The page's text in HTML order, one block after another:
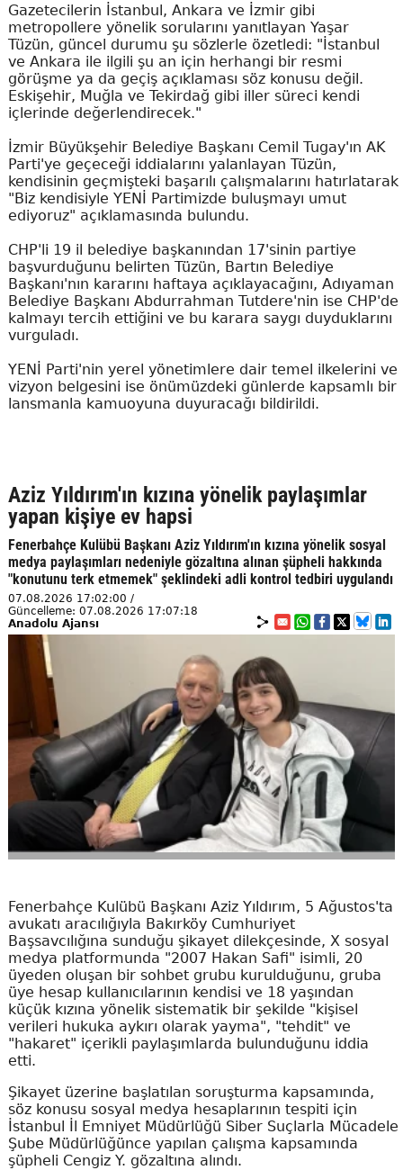
Gazetecilerin İstanbul, Ankara ve İzmir gibi
metropollere yönelik sorularını yanıtlayan Yaşar
Tüzün, güncel durumu şu sözlerle özetledi: "İstanbul
ve Ankara ile ilgili şu an için herhangi bir resmi
görüşme ya da geçiş açıklaması söz konusu değil.
Eskişehir, Muğla ve Tekirdağ gibi iller süreci kendi
içlerinde değerlendirecek."
İzmir Büyükşehir Belediye Başkanı Cemil Tugay'ın AK
Parti'ye geçeceği iddialarını yalanlayan Tüzün,
kendisinin geçmişteki başarılı çalışmalarını hatırlatarak
"Biz kendisiyle YENİ Partimizde buluşmayı umut
ediyoruz" açıklamasında bulundu.
CHP'li 19 il belediye başkanından 17'sinin partiye
başvurduğunu belirten Tüzün, Bartın Belediye
Başkanı'nın kararını haftaya açıklayacağını, Adıyaman
Belediye Başkanı Abdurrahman Tutdere'nin ise CHP'de
kalmayı tercih ettiğini ve bu karara saygı duyduklarını
vurguladı.
YENİ Parti'nin yerel yönetimlere dair temel ilkelerini ve
vizyon belgesini ise önümüzdeki günlerde kapsamlı bir
lansmanla kamuoyuna duyuracağı bildirildi.
Aziz Yıldırım'ın kızına yönelik paylaşımlar
yapan kişiye ev hapsi
Fenerbahçe Kulübü Başkanı Aziz Yıldırım'ın kızına yönelik sosyal
medya paylaşımları nedeniyle gözaltına alınan şüpheli hakkında
"konutunu terk etmemek" şeklindeki adli kontrol tedbiri uygulandı
07.08.2026 17:02:00 /
Güncelleme: 07.08.2026 17:07:18
Anadolu Ajansı
Fenerbahçe Kulübü Başkanı Aziz Yıldırım, 5 Ağustos'ta
avukatı aracılığıyla Bakırköy Cumhuriyet
Başsavcılığına sunduğu şikayet dilekçesinde, X sosyal
medya platformunda "2007 Hakan Safi" isimli, 20
üyeden oluşan bir sohbet grubu kurulduğunu, gruba
üye hesap kullanıcılarının kendisi ve 18 yaşından
küçük kızına yönelik sistematik bir şekilde "kişisel
verileri hukuka aykırı olarak yayma", "tehdit" ve
"hakaret" içerikli paylaşımlarda bulunduğunu iddia
etti.
Şikayet üzerine başlatılan soruşturma kapsamında,
söz konusu sosyal medya hesaplarının tespiti için
İstanbul İl Emniyet Müdürlüğü Siber Suçlarla Mücadele
Şube Müdürlüğünce yapılan çalışma kapsamında
şüpheli Cengiz Y. gözaltına alındı.